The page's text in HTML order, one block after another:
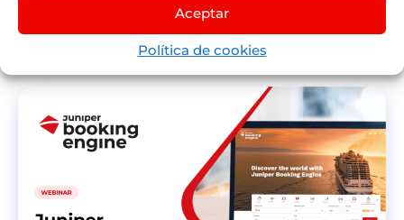
Aceptar
Política de cookies
Business Intelligence